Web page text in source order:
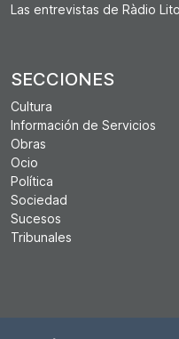
Las entrevistas de Ràdio
SECCIONES
Cultura
Información de Servicios
Obras
Ocio
Política
Sociedad
Sucesos
Tribunales